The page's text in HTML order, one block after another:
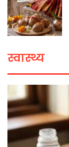
स्वास्थ्य